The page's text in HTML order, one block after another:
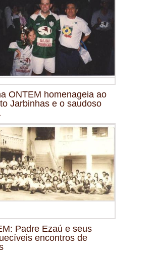
ONTEM homenageia ao
Jarbinhas e o saudoso
Padre Ezaú e seus
encontros de